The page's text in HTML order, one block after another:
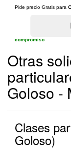
Pide precio Gratis para
compromiso
Otras
Goloso -
Clases
Goloso)